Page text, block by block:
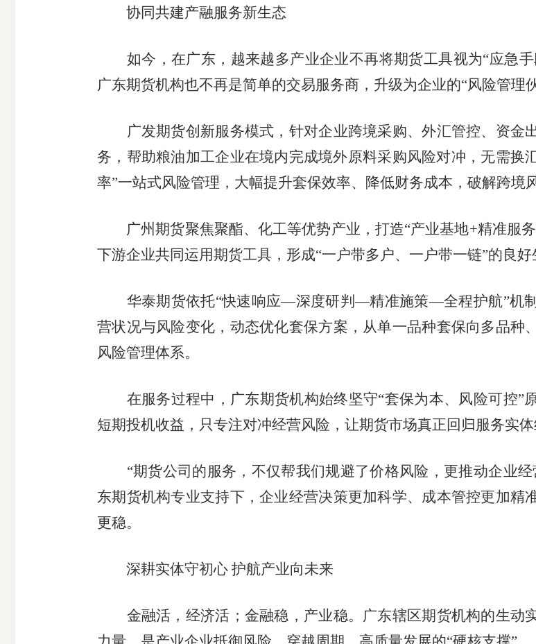
协同共建产融服务新生态
如今，在广东，越来越多产业企业不再将期货工具视为“应急手
广东期货机构也不再是简单的交易服务商，升级为企业的“风险管理
广发期货创新服务模式，针对企业跨境采购、外汇管控、资金
务，帮助粮油加工企业在境内完成境外原料采购风险对冲，无需换
率”一站式风险管理，大幅提升套保效率、降低财务成本，破解跨境
广州期货聚焦聚酯、化工等优势产业，打造“产业基地+精准服
下游企业共同运用期货工具，形成“一户带多户、一户带一链”的良
华泰期货依托“快速响应—深度研判—精准施策—全程护航”机制
营状况与风险变化，动态优化套保方案，从单一品种套保向多品种
风险管理体系。
在服务过程中，广东期货机构始终坚守“套保为本、风险可控”
短期投机收益，只专注对冲经营风险，让期货市场真正回归服务实体
“期货公司的服务，不仅帮我们规避了价格风险，更推动企业经
东期货机构专业支持下，企业经营决策更加科学、成本管控更加精
更稳。
深耕实体守初心 护航产业向未来
金融活，经济活；金融稳，产业稳。广东辖区期货机构的生动